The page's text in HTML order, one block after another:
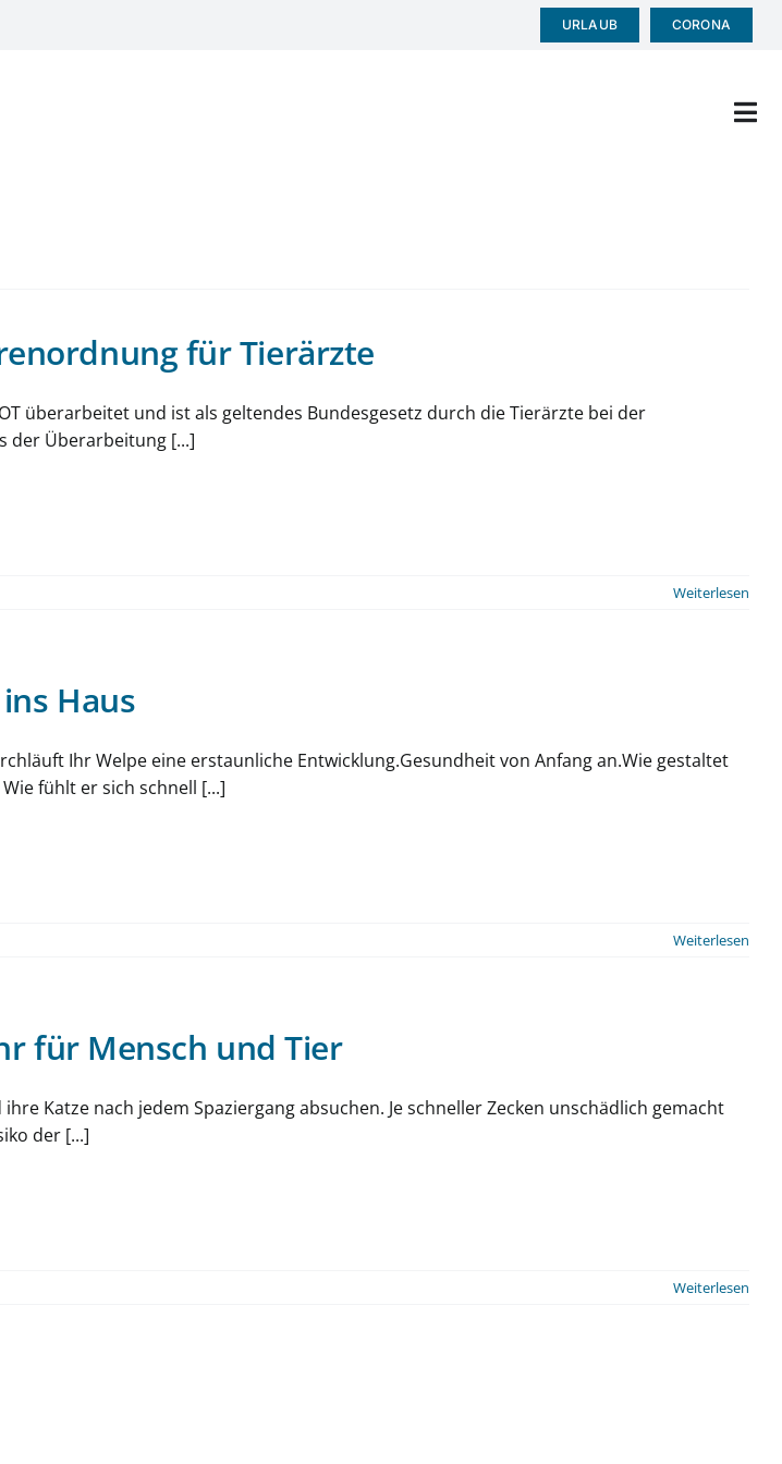
URLAUB CORONA
KONTAKT
für Tierärzte
überarbeitet und ist als geltendes Bundesgesetz durch die Tierärzte bei der
der Überarbeitung [...]
Weiterlesen
Haus
Ihr Welpe eine erstaunliche Entwicklung.Gesundheit von Anfang an.Wie gestaltet
fühlt er sich schnell [...]
Weiterlesen
für Mensch und Tier
Katze nach jedem Spaziergang absuchen. Je schneller Zecken unschädlich gemacht
der [...]
Weiterlesen